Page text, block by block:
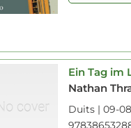
Ein Tag im
Nathan
Duits | 09-